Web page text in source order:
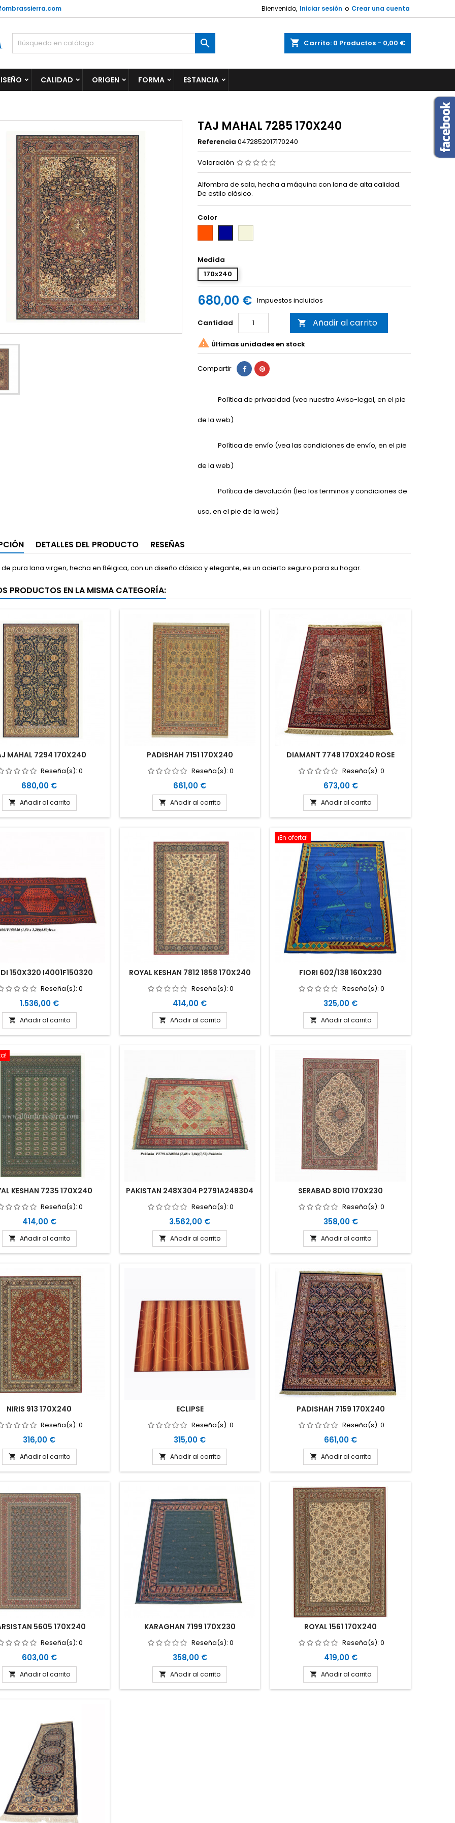
Bienvenido, Iniciar sesión o Crear una cuenta
shopping_cart Carrito: 0 Productos - 0,00 €

CALIDAD ORIGEN FORMA ESTANCIA
TAJ MAHAL 7285 170X240
Referencia 0472852017170240
Valoración
Alfombra de sala, hecha a máquina con lana de alta calidad.
De estilo clásico.
Color
Marino
Medida
170x240
680,00 € Impuestos incluidos
Cantidad  Añadir al carrito
 Últimas unidades en stock
Compartir
Política de privacidad (vea nuestro Aviso-legal, en el pie
de la web)
Política de envío (vea las condiciones de envío, en el pie
de la web)
Política de devolución (lea los terminos y condiciones de
uso, en el pie de la web)
DETALLES DEL PRODUCTO RESEÑAS
pura lana virgen, hecha en Bélgica, con un diseño clásico y elegante, es un acierto seguro para su hogar.
PRODUCTOS EN LA MISMA CATEGORÍA:
MAHAL 7294 170X240
Reseña(s):0
Precio
680,00 €
 Añadir al carrito
PADISHAH 7151 170X240
Reseña(s): 0
Precio
661,00 €
 Añadir al carrito
DIAMANT 7748 170X240 ROSE
Reseña(s): 0
Precio
673,00 €
 Añadir al carrito
150X320 I4001F150320
Reseña(s):0
Precio
1.536,00 €
 Añadir al carrito
ROYAL KESHAN 7812 1858 170X240
Reseña(s): 0
Precio
414,00 €
 Añadir al carrito
¡En oferta!
FIORI 602/138 160X230
Reseña(s): 0
Precio
325,00 €
 Añadir al carrito
KESHAN 7235 170X240
Reseña(s):0
Precio
414,00 €
 Añadir al carrito
PAKISTAN 248X304 P2791A248304
Reseña(s): 0
Precio
3.562,00 €
 Añadir al carrito
SERABAD 8010 170X230
Reseña(s): 0
Precio
358,00 €
 Añadir al carrito
NIRIS 913 170X240
Reseña(s):0
Precio
316,00 €
 Añadir al carrito
ECLIPSE
Reseña(s): 0
Precio
315,00 €
 Añadir al carrito
PADISHAH 7159 170X240
Reseña(s): 0
Precio
661,00 €
 Añadir al carrito
5605 170X240
Reseña(s):0
Precio
603,00 €
 Añadir al carrito
KARAGHAN 7199 170X230
Reseña(s): 0
Precio
358,00 €
 Añadir al carrito
ROYAL 1561 170X240
Reseña(s): 0
Precio
419,00 €
 Añadir al carrito